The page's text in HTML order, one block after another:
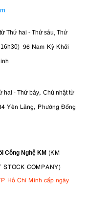
Thứ hai - Thứ sáu, Thứ
) 96 Nam Kỳ Khởi
hai - Thứ bảy, Chủ nhật từ
Yên Lãng, Phường Đống
Công Nghệ KM (KM
STOCK COMPANY)
Hồ Chí Minh cấp ngày